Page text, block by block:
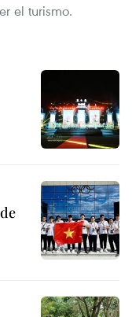
el turismo.